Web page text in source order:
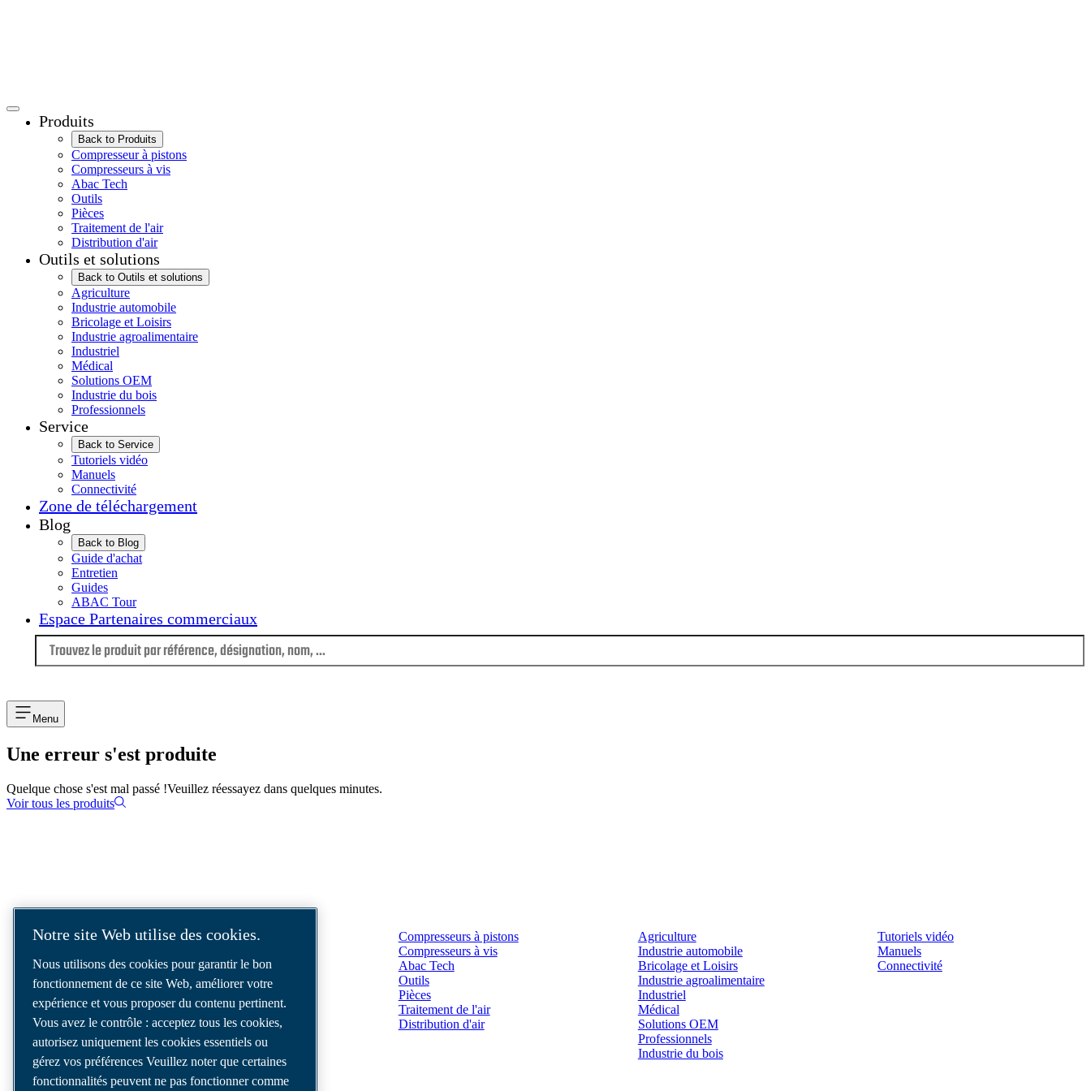
Produits
Back to Produits
Compresseur à pistons
Compresseurs à vis
Abac Tech
Outils
Pièces
Traitement de l'air
Distribution d'air
Outils et solutions
Back to Outils et solutions
Agriculture
Industrie automobile
Bricolage et Loisirs
Industrie agroalimentaire
Industriel
Médical
Solutions OEM
Industrie du bois
Professionnels
Service
Back to Service
Tutoriels vidéo
Manuels
Connectivité
Zone de téléchargement
Blog
Back to Blog
Guide d'achat
Entretien
Guides
ABAC Tour
Espace Partenaires commerciaux
Menu
Une erreur s'est produite
Quelque chose s'est mal passé !Veuillez réessayez dans quelques minutes.
Voir tous les produits
Nous sommes un leader des solutions d’air
comprimé, offrant les meilleurs
compresseurs, outils et systèmes de
distribution d’air pour répondre à vos besoins
les plus exigeants.
Compresseurs à pistons
Compresseurs à vis
Abac Tech
Outils
Pièces
Traitement de l'air
Distribution d'air
Agriculture
Industrie automobile
Bricolage et Loisirs
Industrie agroalimentaire
Industriel
Médical
Solutions OEM
Professionnels
Industrie du bois
Tutoriels vidéo
Manuels
Connectivité
Notre site Web utilise des cookies.
Nous utilisons des cookies pour garantir le bon
fonctionnement de ce site Web, améliorer votre
expérience et vous proposer du contenu pertinent.
Vous avez le contrôle : acceptez tous les cookies,
autorisez uniquement les cookies essentiels ou
gérez vos préférences Veuillez noter que certaines
fonctionnalités peuvent ne pas fonctionner comme